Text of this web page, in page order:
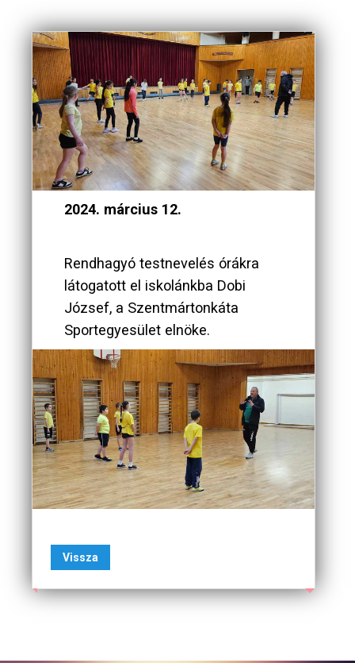
2024. március 12.
Rendhagyó testnevelés órákra
látogatott el iskolánkba Dobi
József, a Szentmártonkáta
Sportegyesület elnöke.
Vissza